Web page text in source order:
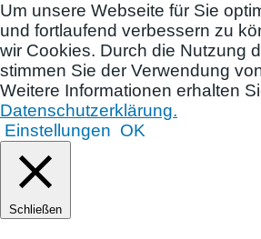
Um unsere Webseite für Sie
und fortlaufend verbessern zu
wir Cookies. Durch die Nutzung
stimmen Sie der Verwendung
Weitere Informationen erhalten
Datenschutzerklärung.
Einstellungen OK
Schließen